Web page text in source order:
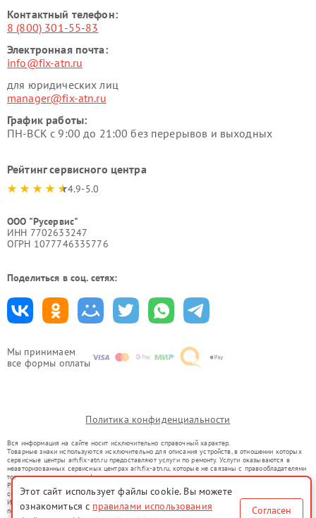
Мы принимаем
все формы оплаты
Контактный телефон:
8 (800) 301-55-83
Электронная почта:
info@fix-atn.ru
для юридических лиц
manager@fix-atn.ru
График работы:
ПН-ВСК с 9:00 до 21:00 без перерывов и выходных
Рейтинг сервисного центра
4.9-5.0
ООО "Русервис"
ИНН 7702633247
ОГРН 1077746335776
Поделиться в соц. сетях:
Политика конфиденциальности
Вся информация на сайте носит исключительно справочный характер.
Товарные знаки используются исключительно для описания устройств, в отношении которых
сервисные центры arh.fix-atn.ru предоставляют услуги по ремонту. Услуги оказываются в
неавторизованных сервисных центрах arh.fix-atn.ru, которые не связаны с правообладателями
товарных знаков или их официальными представителями.
Ремонт осуществляется для устройств, уже введенных в гражданский оборот в соответствии
со статьей 1487 ГК РФ.
Использование товарных знаков не преследует цели индивидуализации услуг или введения
потребителей в заблуждение, а служит для информирования о предоставляемых услугах по
Этот сайт использует файлы cookie. Вы можете
ознакомиться с правилами использования
Согласен